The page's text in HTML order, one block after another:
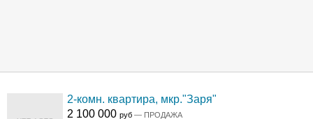
2-комн. квартира, мкр."Заря"
2 100 000руб — ПРОДАЖА